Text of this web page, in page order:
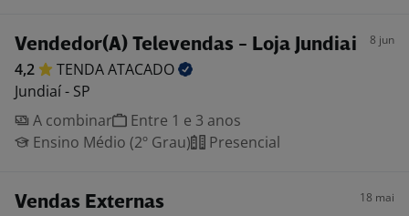
Vendedor(A) Televendas - Loja Jundiai 8 jun
4,2 TENDAATACADO
Jundiaí - SP
A combinar
Entre 1 e 3 anos
Ensino Médio (2º Grau)
Presencial
Vendas Externas 18 mai